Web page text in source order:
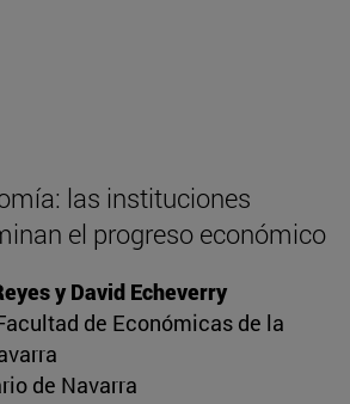
las instituciones
el progreso económico
y David Echeverry
de Económicas de la
de Navarra